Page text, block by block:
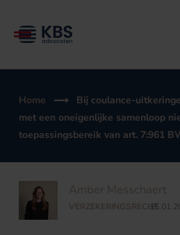
naar
Home
Bij coulance-
met een oneigenlijke samenloop
toepassingsbereik van art. 7:961
Amber Messchaert
VERZEKERINGSRECHT
/